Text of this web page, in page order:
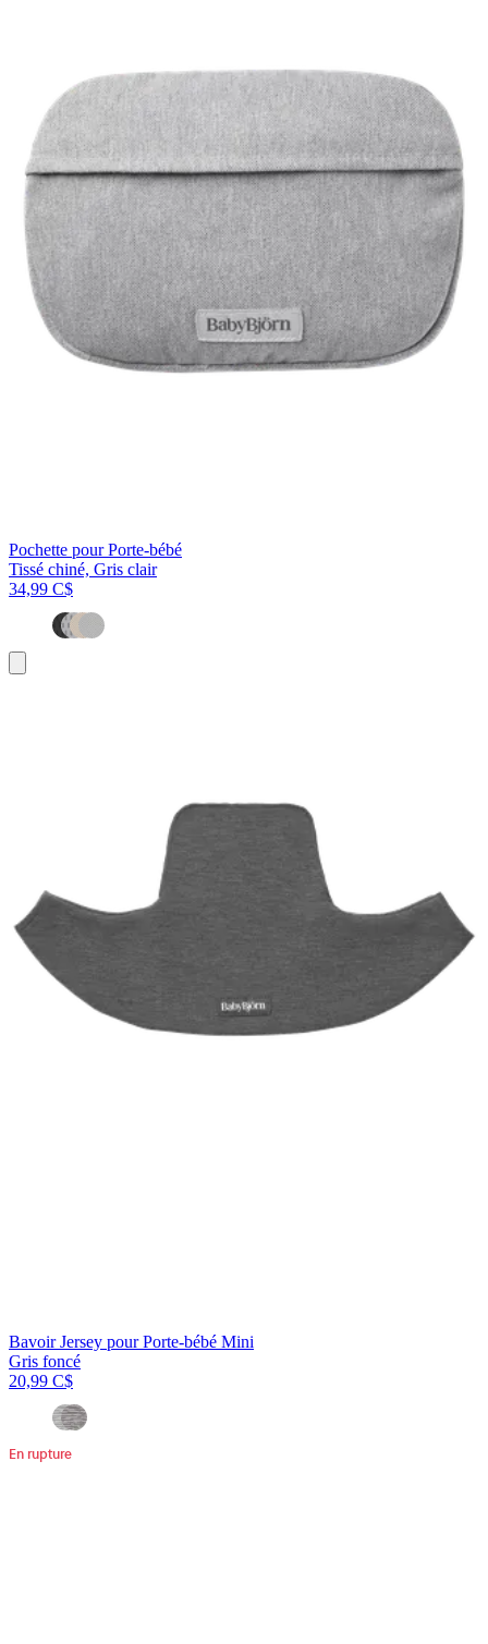
Pochette pour Porte-bébé
Tissé chiné, Gris clair
34,99 C$
au
Bavoir Jersey pour Porte-bébé Mini
Gris foncé
20,99 C$
En rupture